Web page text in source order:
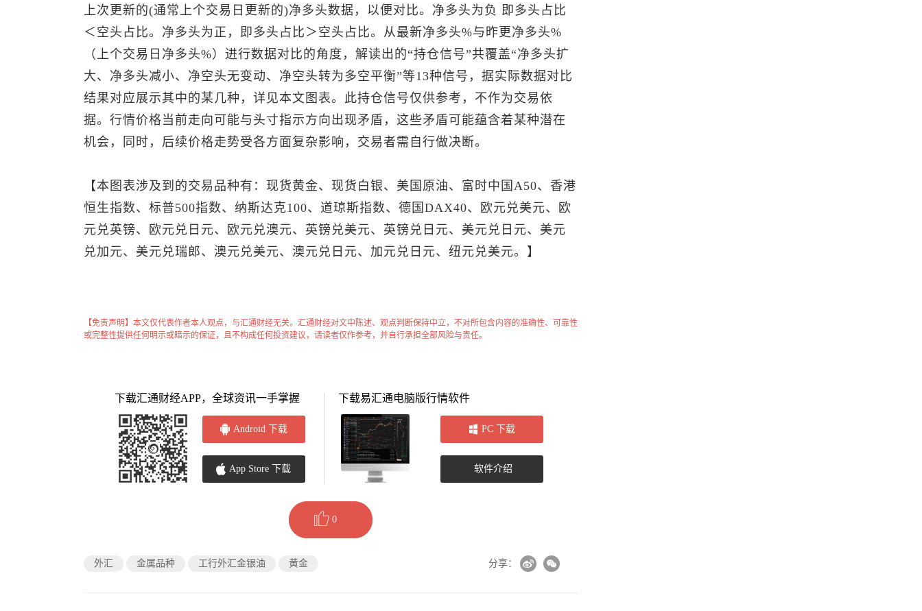
上次更新的(通常上个交易日更新的)净多头数据，以便对比。净多头为负 即多头占比
＜空头占比。净多头为正，即多头占比＞空头占比。从最新净多头%与昨更净多头%
（上个交易日净多头%）进行数据对比的角度，解读出的“持仓信号”共覆盖“净多头扩
大、净多头减小、净空头无变动、净空头转为多空平衡”等13种信号，据实际数据对比
结果对应展示其中的某几种，详见本文图表。此持仓信号仅供参考，不作为交易依
据。行情价格当前走向可能与头寸指示方向出现矛盾，这些矛盾可能蕴含着某种潜在
机会，同时，后续价格走势受各方面复杂影响，交易者需自行做决断。
【本图表涉及到的交易品种有： 现货黄金、 现货白银、美国原油、富时中国A50、香港
恒生指数、 标普500指数、纳斯达克100、道琼斯指数、德国DAX40、 欧元兑美元、欧
元兑英镑、欧元兑日元、欧元兑澳元、 英镑兑美元、 英镑兑日元、 美元兑日元、 美元
兑加元、 美元兑瑞郎、 澳元兑美元、澳元兑日元、加元兑日元、 纽元兑美元。】
【免责声明】本文仅代表作者本人观点，与汇通财经无关。汇通财经对文中陈述、观点判断保持中立，不对所包含内容的准确性、可靠性
或完整性提供任何明示或暗示的保证，且不构成任何投资建议，请读者仅作参考，并自行承担全部风险与责任。
下载汇通财经APP，全球资讯一手掌握
Android 下载
App Store 下载
下载易汇通电脑版行情软件
PC 下载
软件介绍
0
外汇 金属品种 工行外汇金银油 黄金 分享：